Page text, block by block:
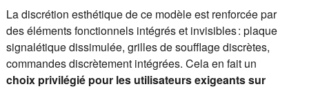
La discrétion esthétique de ce modèle est renforcée par
des éléments fonctionnels intégrés et invisibles : plaque
signalétique dissimulée, grilles de soufflage discrètes,
commandes discrètement intégrées. Cela en fait un
choix privilégié pour les utilisateurs exigeants sur